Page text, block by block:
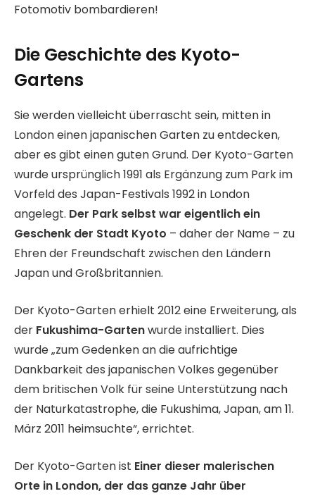
Fotomotiv bombardieren!
Die Geschichte des Kyoto-
Gartens
Sie werden vielleicht überrascht sein, mitten in
London einen japanischen Garten zu entdecken,
aber es gibt einen guten Grund. Der Kyoto-Garten
wurde ursprünglich 1991 als Ergänzung zum Park im
Vorfeld des Japan-Festivals 1992 in London
angelegt. Der Park selbst war eigentlich ein
Geschenk der Stadt Kyoto – daher der Name – zu
Ehren der Freundschaft zwischen den Ländern
Japan und Großbritannien.
Der Kyoto-Garten erhielt 2012 eine Erweiterung, als
der Fukushima-Gartenwurde installiert. Dies
wurde „zum Gedenken an die aufrichtige
Dankbarkeit des japanischen Volkes gegenüber
dem britischen Volk für seine Unterstützung nach
der Naturkatastrophe, die Fukushima, Japan, am 11.
März 2011 heimsuchte“, errichtet.
Der Kyoto-Garten ist Einer dieser malerischen
Orte in London, der das ganze Jahr über